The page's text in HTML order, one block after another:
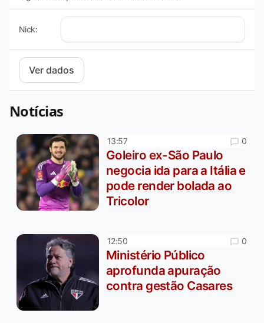
Nick:
Notícias
13:57 0
Goleiro ex-São Paulo
negocia ida para a Itália e
pode render bolada ao
Tricolor
12:50 0
Ministério Público
aprofunda apuração
contra gestão Casares